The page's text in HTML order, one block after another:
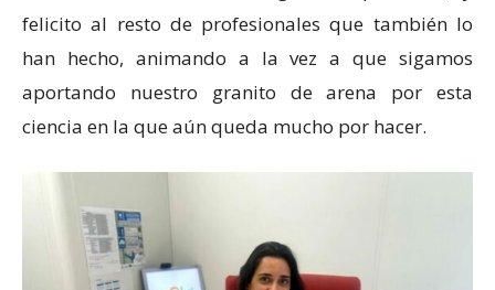
felicito al resto de profesionales que también lo
han hecho, animando a la vez a que sigamos
aportando nuestro granito de arena por esta
ciencia en la que aún queda mucho por hacer.